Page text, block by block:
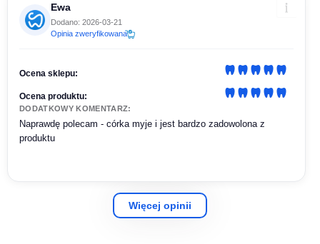
Ewa
Dodano: 2026-03-21
Opinia zweryfikowana
Ocena sklepu:
Ocena produktu:
DODATKOWY KOMENTARZ:
Naprawdę polecam - córka myje i jest bardzo zadowolona z
produktu
Więcej opinii